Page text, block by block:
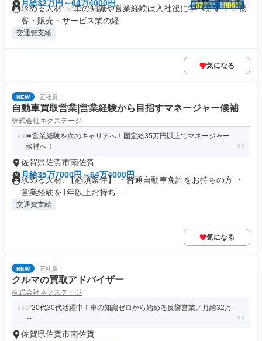
月給32万円～64万4000円
求める人材: ✅車の知識や営業経験は入社後に学べます！ ✅接
客・販売・サービス業の経...
交通費支給
気になる
NEW 正社員
自動車買取営業|営業経験から目指すマネージャー候補
株式会社ネクステージ
⏩️営業経験を次のキャリアへ！固定給35万円以上でマネージャー
候補へ！
佐賀県佐賀市南佐賀
月給35万7000円～64万4000円
求める人材: 【必須条件】 ・普通自動車免許をお持ちの方 ・
営業経験を1年以上お持ち...
交通費支給
気になる
NEW 正社員
クルマの買取アドバイザー
株式会社ネクステージ
✅20代30代活躍中！車の知識ゼロから始める反響営業／月給32万
～
佐賀県佐賀市南佐賀